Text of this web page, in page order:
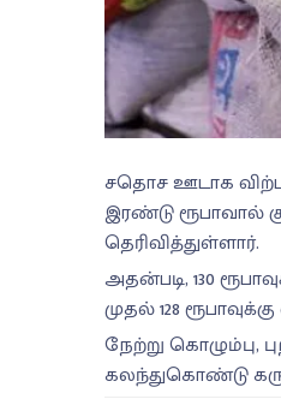
சதொச ஊடாக
இரண்டு ரூபாவால்
தெரிவித்துள்ளார்.
அதன்படி, 130
முதல் 128
நேற்று
கலந்துகொண்டு